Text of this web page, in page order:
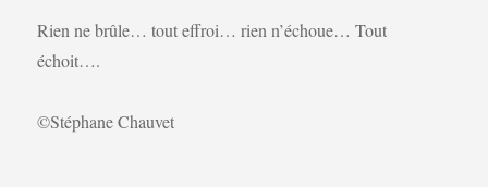
Rien ne brûle… tout effroi… rien n’échoue… Tout
échoit….
©Stéphane Chauvet